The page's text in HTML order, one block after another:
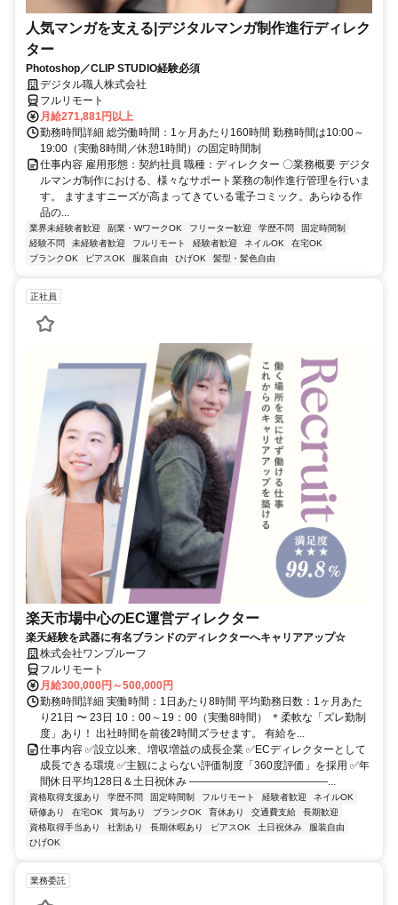
人気マンガを支える|デジタルマンガ制作進行ディレク
ター
Photoshop／CLIP STUDIO経験必須
デジタル職人株式会社
フルリモート
月給271,881円以上
勤務時間詳細 総労働時間：1ヶ月あたり160時間 勤務時間は10:00～
19:00（実働8時間／休憩1時間）の固定時間制
仕事内容 雇用形態：契約社員 職種：ディレクター 〇業務概要 デジタ
ルマンガ制作における、様々なサポート業務の制作進行管理を行いま
す。 ますますニーズが高まってきている電子コミック。あらゆる作
品の...
業界未経験者歓迎 副業・WワークOK フリーター歓迎 学歴不問
固定時間制
経験不問
未経験者歓迎 フルリモート 経験者歓迎 ネイルOK
在宅OK
ブランクOK
ピアスOK 服装自由 ひげOK 髪型・髪色自由
正社員
楽天市場中心のEC運営ディレクター
楽天経験を武器に有名ブランドのディレクターへキャリアアップ☆
株式会社ワンプルーフ
フルリモート
月給300,000円～500,000円
勤務時間詳細 実働時間：1日あたり8時間 平均勤務日数：1ヶ月あた
り21日 〜 23日 10：00～19：00（実働8時間） ＊柔軟な「ズレ勤制
度」あり！ 出社時間を前後2時間ズラせます。 有給を...
仕事内容 ✅設立以来、増収増益の成長企業 ✅ECディレクターとして
成長できる環境 ✅主観によらない評価制度「360度評価」を採用 ✅年
間休日平均128日＆土日祝休み ―――――――――――――...
資格取得支援あり 学歴不問 固定時間制 フルリモート 経験者歓迎
ネイルOK
研修あり
在宅OK 賞与あり ブランクOK 育休あり 交通費支給
長期歓迎
資格取得手当あり
社割あり 長期休暇あり ピアスOK 土日祝休み
服装自由
ひげOK
業務委託